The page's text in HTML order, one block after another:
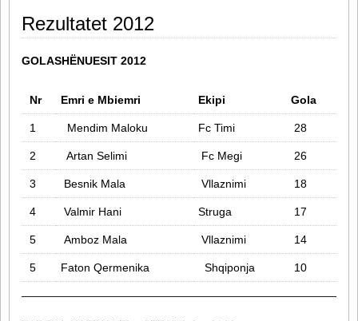
Rezultatet 2012
GOLASHËNUESIT 2012
Nr Emri e Mbiemri Ekipi Gola
1 Mendim Maloku Fc Timi 28
2 Artan Selimi Fc Megi 26
3 Besnik Mala Vllaznimi 18
4 Valmir Hani Struga 17
5 Amboz Mala Vllaznimi 14
5 Faton Qermenika Shqiponja
10